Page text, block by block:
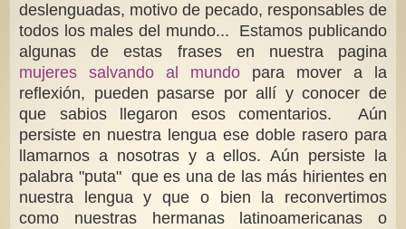
deslenguadas, motivo de pecado, responsables de
todos los males del mundo... Estamos publicando
algunas de estas frases en nuestra pagina
mujeres salvando al mundo para mover a la
reflexión, pueden pasarse por allí y conocer de
que sabios llegaron esos comentarios. Aún
persiste en nuestra lengua ese doble rasero para
llamarnos a nosotras y a ellos. Aún persiste la
palabra "puta" que es una de las más hirientes en
nuestra lengua y que o bien la reconvertimos
como nuestras hermanas latinoamericanas o